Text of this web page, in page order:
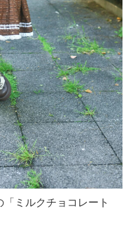
ミルクチョコレート